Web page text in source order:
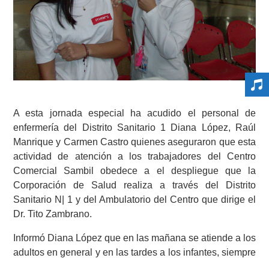
A esta jornada especial ha acudido el personal de
enfermería del Distrito Sanitario 1 Diana López, Raúl
Manrique y Carmen Castro quienes aseguraron que esta
actividad de atención a los trabajadores del Centro
Comercial Sambil obedece a el despliegue que la
Corporación de Salud realiza a través del Distrito
Sanitario N| 1 y del Ambulatorio del Centro que dirige el
Dr. Tito Zambrano.
Informó Diana López que en las mañana se atiende a los
adultos en general y en las tardes a los infantes, siempre